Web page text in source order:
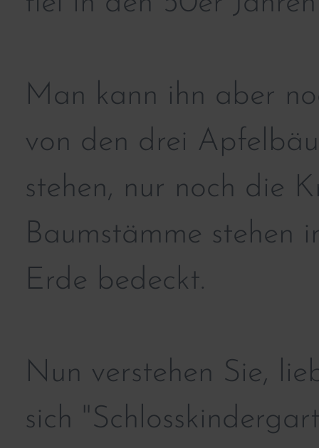
Man kann ihn aber
von den drei
stehen, nur noch die
Baumstämme stehen
Erde bedeckt.
Nun verstehen Sie,
sich